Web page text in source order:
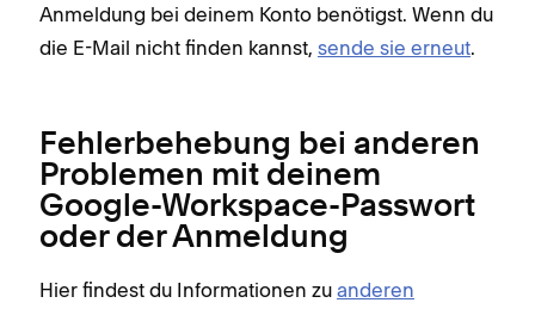
Anmeldung bei deinem Konto benötigst. Wenn du
die E-Mail nicht finden kannst, sende sie erneut.
Fehlerbehebung bei anderen
Problemen mit deinem
Google-Workspace-Passwort
oder der Anmeldung
Hier findest du Informationen zu anderen